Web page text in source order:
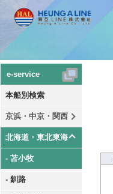
e-service
本船別検索
京浜・中京・関西
北海道・東北東海
- 苫小牧
- 釧路